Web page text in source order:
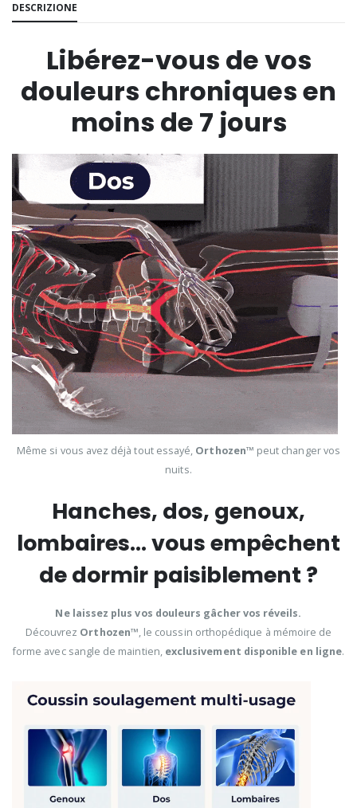
DESCRIZIONE
Libérez-vous de vos
douleurs chroniques en
moins de 7 jours
Même si vous avez déjà tout essayé, Orthozen™ peut changer vos
nuits.
Hanches, dos, genoux,
lombaires… vous empêchent
de dormir paisiblement ?
Ne laissez plus vos douleurs gâcher vos réveils.
Découvrez Orthozen™, le coussin orthopédique à mémoire de
forme avec sangle de maintien, exclusivement disponible en ligne.